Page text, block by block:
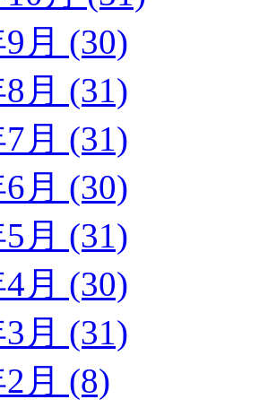
月 (30)
月 (31)
月 (31)
月 (30)
月 (31)
月 (30)
月 (31)
月 (8)